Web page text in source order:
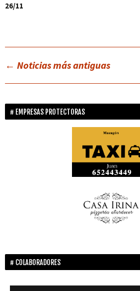
26/11
← Noticias más antiguas
EMPRESAS PROTECTORAS
COLABORADORES